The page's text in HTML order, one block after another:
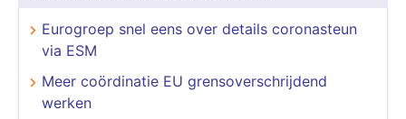
Eurogroep snel eens over details coronasteun
via ESM
Meer coördinatie EU grensoverschrijdend
werken